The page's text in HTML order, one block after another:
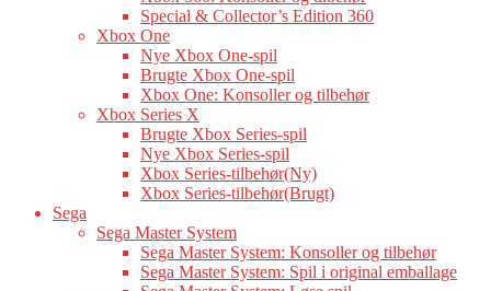
Special & Collector’s Edition 360
Xbox One
Nye Xbox One-spil
Brugte Xbox One-spil
Xbox One: Konsoller og tilbehør
Xbox Series X
Brugte Xbox Series-spil
Nye Xbox Series-spil
Xbox Series-tilbehør(Ny)
Xbox Series-tilbehør(Brugt)
Sega
Sega Master System
Sega Master System: Konsoller og tilbehør
Sega Master System: Spil i original emballage